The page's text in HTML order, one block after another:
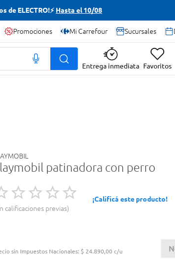
de ELECTRO!⚡ Hasta el 10/08
Promociones Mi Carrefour Sucursales
Entrega inmediata Favoritos
patinadora con perro
calificaciones previas
¡Calificá este producto!
sin Impuestos Nacionales: $ 24.890,00 c/u